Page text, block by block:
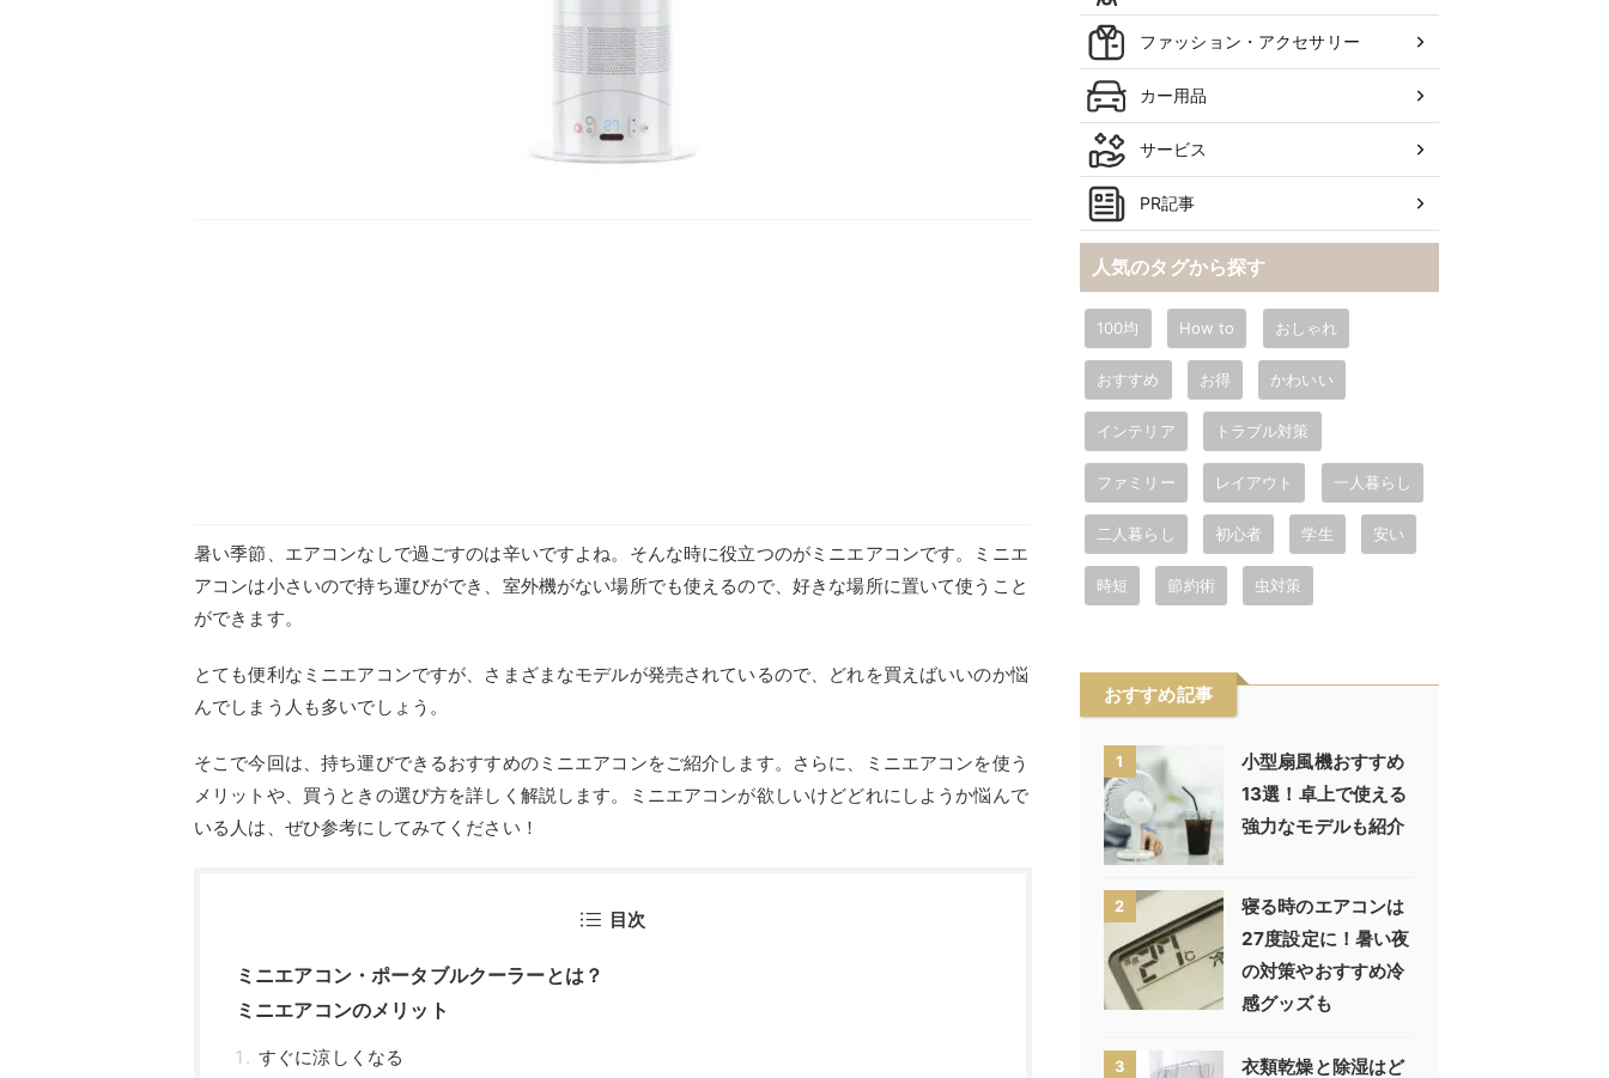
暑い季節、エアコンなしで過ごすのは辛いですよね。そんな時に役立つのがミニエアコンです。ミニエ
アコンは小さいので持ち運びができ、室外機がない場所でも使えるので、好きな場所に置いて使うこと
ができます。
とても便利なミニエアコンですが、さまざまなモデルが発売されているので、どれを買えばいいのか悩
んでしまう人も多いでしょう。
そこで今回は、持ち運びできるおすすめのミニエアコンをご紹介します。さらに、ミニエアコンを使う
メリットや、買うときの選び方を詳しく解説します。ミニエアコンが欲しいけどどれにしようか悩んで
いる人は、ぜひ参考にしてみてください！
目次
ミニエアコン・ポータブルクーラーとは？
ミニエアコンのメリット
すぐに涼しくなる
ファッション・アクセサリー
カー用品
サービス
PR記事
人気のタグから探す
100均 How to おしゃれ
おすすめ お得 かわいい
インテリア トラブル対策
ファミリー レイアウト 一人暮らし
二人暮らし 初心者 学生 安い
時短 節約術 虫対策
おすすめ記事
1
小型扇風機おすすめ
13選！卓上で使える
強力なモデルも紹介
2
寝る時のエアコンは
27度設定に！暑い夜
の対策やおすすめ冷
感グッズも
3
衣類乾燥と除湿はど